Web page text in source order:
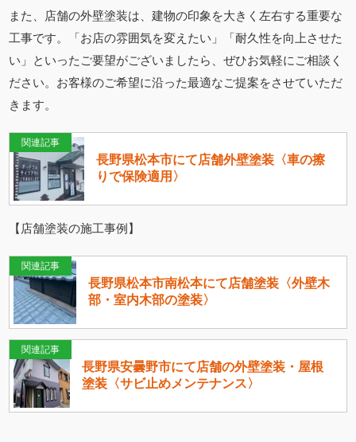
また、店舗の外壁塗装は、建物の印象を大きく左右する重要な
工事です。「お店の雰囲気を変えたい」「耐久性を向上させた
い」といったご要望がございましたら、ぜひお気軽にご相談く
ださい。お客様のご希望に沿った最適なご提案をさせていただ
きます。
関連記事
長野県松本市にて店舗外壁塗装〈車の擦
りで保険適用〉
【店舗塗装の施工事例】
関連記事
長野県松本市南松本にて店舗塗装〈外壁木
部・室内木部の塗装〉
関連記事
長野県安曇野市にて店舗の外壁塗装・屋根
塗装〈サビ止めメンテナンス〉